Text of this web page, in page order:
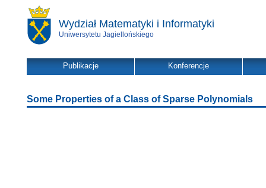
Wydział Matematyki i Informatyki
Uniwersytetu Jagiellońskiego
Publikacje Konferencje
Some Properties of a Class of Sparse Polynomials